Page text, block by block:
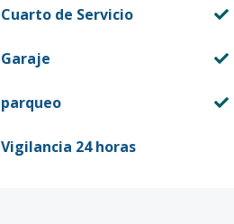
Cuarto de Servicio
Garaje
parqueo
Vigilancia 24 horas